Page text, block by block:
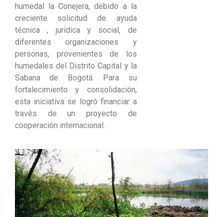
humedal la Conejera, debido a la
creciente solicitud de ayuda
técnica , jurídica y social, de
diferentes organizaciones y
personas, provenientes de los
humedales del Distrito Capital y la
Sabana de Bogotá. Para su
fortalecimiento y consolidación,
esta iniciativa se logró financiar a
través de un proyecto de
cooperación internacional.